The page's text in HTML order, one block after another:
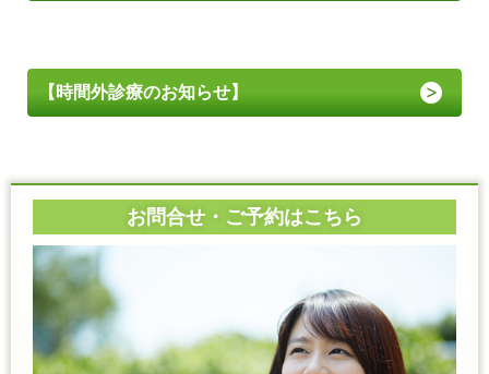
【時間外診療のお知らせ】
お問合せ・ご予約はこちら